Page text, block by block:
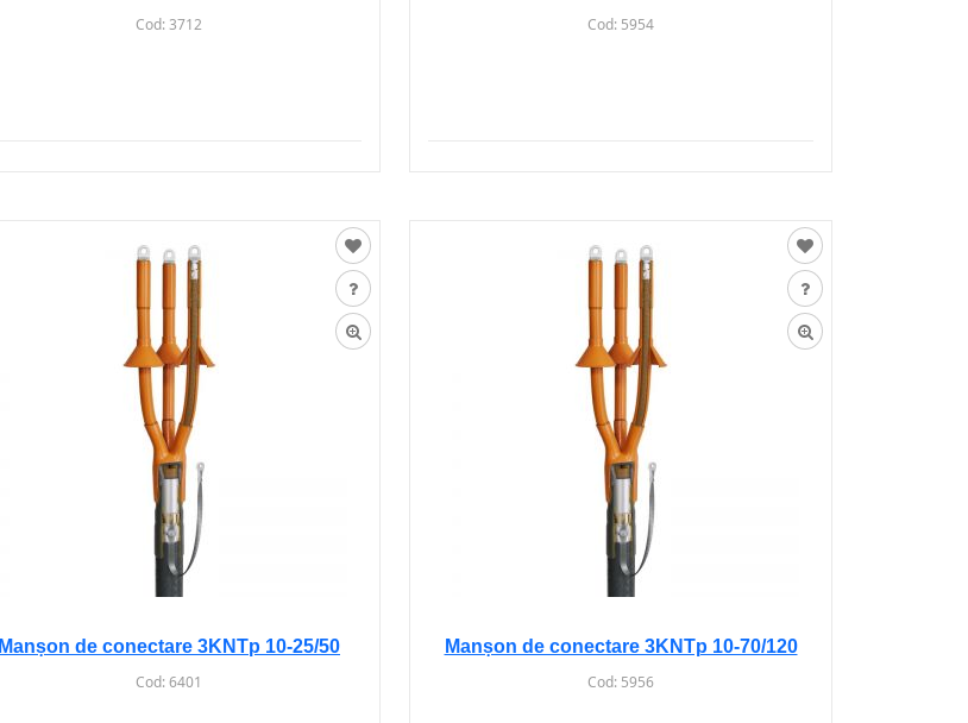
Cod:3712
Cod: 5954
Manșon de conectare 3KNTp 10-25/50
Cod:6401
Manșon de conectare 3KNTp 10-70/120
Cod: 5956